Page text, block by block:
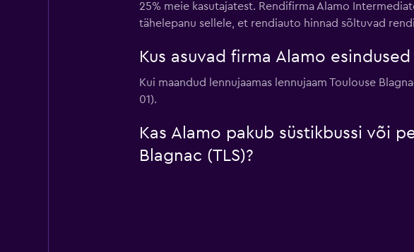
25% meie kasutajatest. Rendifirma Alamo
tähelepanu sellele, et rendiauto hinnad sõltuvad
Kus asuvad firma Alamo
Kui maandud lennujaamas lennujaam Toulouse
01).
Kas Alamo pakub süstikbussi või
Blagnac (TLS)?